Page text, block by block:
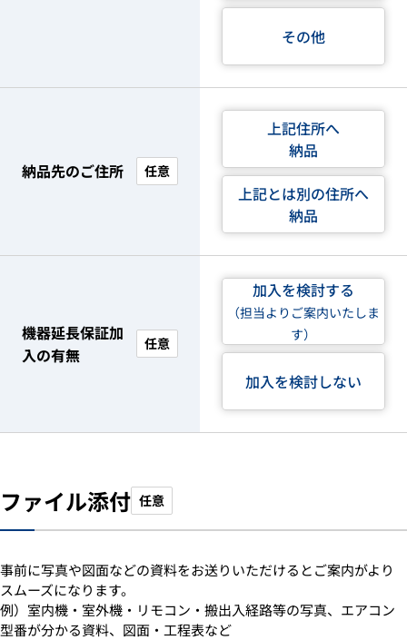
その他
納品先のご住所 任意
上記住所へ
納品
上記とは別の住所へ
納品
機器延長保証加
入の有無
任意
加入を検討する
（担当よりご案内いたしま
す）
加入を検討しない
ファイル添付 任意
事前に写真や図面などの資料をお送りいただけるとご案内がより
スムーズになります。
例）室内機・室外機・リモコン・搬出入経路等の写真、エアコン
型番が分かる資料、図面・工程表など